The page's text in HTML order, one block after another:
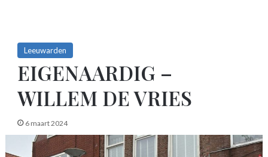
Leeuwarden
EIGENAARDIG –
WILLEM DE VRIES
6 maart 2024